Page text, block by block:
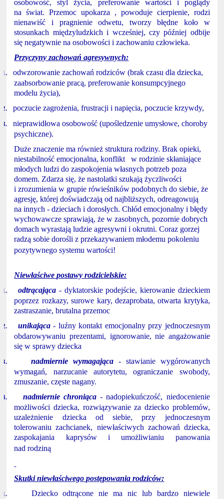
osobowość, styl życia, preferowanie wartości i poglądy
na świat. Przemoc upokarza , powoduje cierpienie, rodzi
nienawiść i pragnienie odwetu, tworzy błędne koło w
stosunkach międzyludzkich i wcześniej, czy później odbije
się negatywnie na osobowości i zachowaniu człowieka.
Przyczyny zachowań agresywnych:
1.
odwzorowanie zachowań rodziców (brak czasu dla dziecka,
zaabsorbowanie pracą, preferowanie konsumpcyjnego
modelu życia),
2. poczucie zagrożenia, frustracji i napięcia, poczucie krzywdy,
3.
nieprawidłowa osobowość (upośledzenie umysłowe, choroby
psychiczne).
Duże znaczenie ma również struktura rodziny. Brak opieki,
niestabilność emocjonalna, konflikt w rodzinie skłaniające
młodych ludzi do zaspokojenia własnych potrzeb poza
domem. Zdarza się, że nastolatki szukają życzliwości
i zrozumienia w grupie rówieśników podobnych do siebie, że
agresję, której doświadczają od najbliższych, odreagowują
na innych - dzieciach i dorosłych. Chłód emocjonalny i błędy
wychowawcze sprawiają, że w zasobnych, pozornie dobrych
domach wyrastają ludzie agresywni i okrutni. Coraz gorzej
radzą sobie dorośli z przekazywaniem młodemu pokoleniu
pozytywnego systemu wartości!
Niewłaściwe postawy rodzicielskie:
1. odtrącająca- dyktatorskie podejście, kierowanie dzieckiem
poprzez rozkazy, surowe kary, dezaprobata, otwarta krytyka,
zastraszanie, brutalna przemoc
2. unikająca- luźny kontakt emocjonalny przy jednoczesnym
obdarowywaniu prezentami, ignorowanie, nie angażowanie
się w sprawy dziecka
3. nadmiernie wymagająca - stawianie wygórowanych
wymagań, narzucanie autorytetu, ograniczanie swobody,
zmuszanie, częste nagany.
4. nadmiernie chroniąca- nadopiekuńczość, niedocenienie
możliwości dziecka, rozwiązywanie za dziecko problemów,
uzależnienie dziecka od siebie, przy jednoczesnym
tolerowaniu zachcianek, niewłaściwych zachowań dziecka,
zaspokajania kaprysów i umożliwianiu panowania
nad rodziną
Skutki niewłaściwego postępowania rodziców:
1.
Dziecko odtrącone nie ma nic lub bardzo niewiele